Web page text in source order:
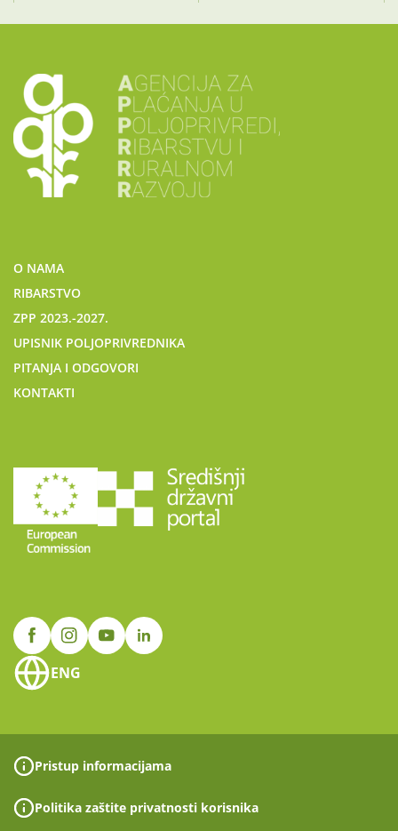
O NAMA
RIBARSTVO
ZPP 2023.-2027.
UPISNIK POLJOPRIVREDNIKA
PITANJA I ODGOVORI
KONTAKTI
ENG
Pristup informacijama
Politika zaštite privatnosti korisnika